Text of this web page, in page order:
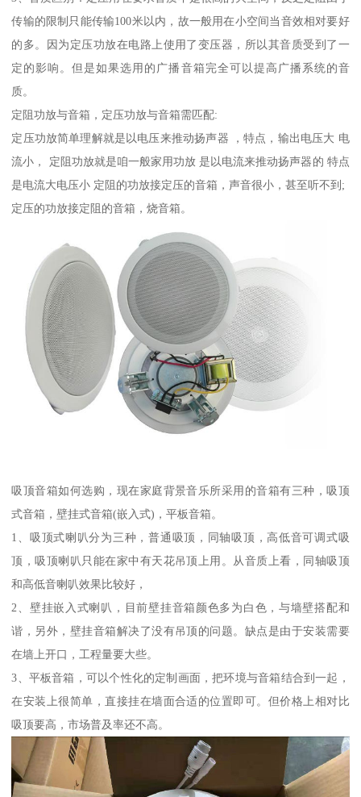
传输的限制只能传输100米以内，故一般用在小空间当音效相对要好
的多。因为定压功放在电路上使用了变压器，所以其音质受到了一
定的影响。但是如果选用的广播音箱完全可以提高广播系统的音
质。
定阻功放与音箱，定压功放与音箱需匹配:
定压功放简单理解就是以电压来推动扬声器 ，特点，输出电压大 电
流小， 定阻功放就是咱一般家用功放 是以电流来推动扬声器的 特点
是电流大电压小 定阻的功放接定压的音箱，声音很小，甚至听不到;
定压的功放接定阻的音箱，烧音箱。
吸顶音箱如何选购，现在家庭背景音乐所采用的音箱有三种，吸顶
式音箱，壁挂式音箱(嵌入式)，平板音箱。
1、吸顶式喇叭分为三种，普通吸顶，同轴吸顶，高低音可调式吸
顶，吸顶喇叭只能在家中有天花吊顶上用。从音质上看，同轴吸顶
和高低音喇叭效果比较好，
2、壁挂嵌入式喇叭，目前壁挂音箱颜色多为白色，与墙壁搭配和
谐，另外，壁挂音箱解决了没有吊顶的问题。缺点是由于安装需要
在墙上开口，工程量要大些。
3、平板音箱，可以个性化的定制画面，把环境与音箱结合到一起，
在安装上很简单，直接挂在墙面合适的位置即可。但价格上相对比
吸顶要高，市场普及率还不高。